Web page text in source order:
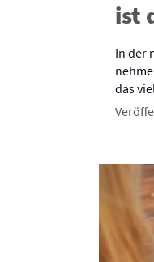
ist
In der
das